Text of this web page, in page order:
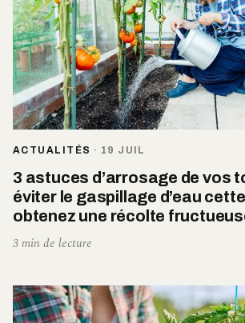
ACTUALITÉS · 19 JUIL
3 astuces d’arrosage de vos
éviter le gaspillage d’eau
obtenez une récolte
3 min de lecture